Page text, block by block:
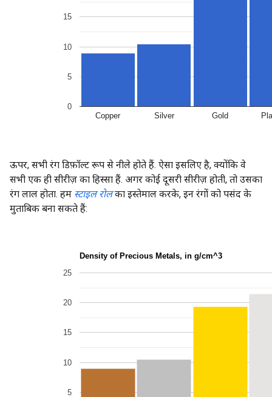
ऊपर, सभी रंग डिफ़ॉल्ट रूप से नीले होते हैं. ऐसा इसलिए है, क्योंकि वे
सभी एक ही सीरीज़ का हिस्सा हैं. अगर कोई दूसरी सीरीज़ होती, तो उसका
रंग लाल होता. हम स्टाइल रोलका इस्तेमाल करके, इन रंगों को पसंद के
मुताबिक बना सकते हैं: